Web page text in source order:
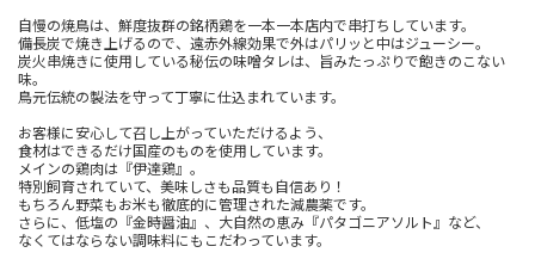
自慢の焼鳥は、鮮度抜群の銘柄鶏を一本一本店内で串打ちしています。
備長炭で焼き上げるので、遠赤外線効果で外はパリッと中はジューシー。
炭火串焼きに使用している秘伝の味噌タレは、旨みたっぷりで飽きのこない
味。
鳥元伝統の製法を守って丁寧に仕込まれています。
お客様に安心して召し上がっていただけるよう、
食材はできるだけ国産のものを使用しています。
メインの鶏肉は『伊達鶏』。
特別飼育されていて、美味しさも品質も自信あり！
もちろん野菜もお米も徹底的に管理された減農薬です。
さらに、低塩の『金時醤油』、大自然の恵み『パタゴニアソルト』など、
なくてはならない調味料にもこだわっています。